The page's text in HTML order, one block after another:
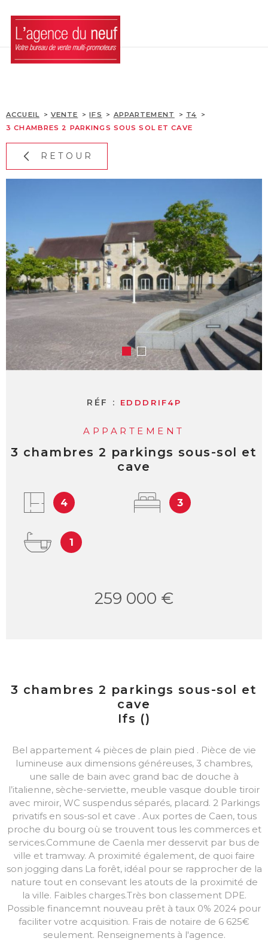
recherche
au
menu
principal
au
contenu
LES DISPOSITIFS
BLOG
CONTACT
ACCUEIL VENTE IFS APPARTEMENT
T4
3 CHAMBRES 2 PARKINGS SOUS SOL ET CAVE
RETOUR
RÉF : EDDDRIF4P
APPARTEMENT
3 chambres 2 parkings sous-sol et
cave
4 3
1
259 000 €
3 chambres 2 parkings sous-sol et
cave
Ifs ()
Bel appartement 4 pièces de plain pied . Pièce de vie
lumineuse aux dimensions généreuses, 3 chambres,
une salle de bain avec grand bac de douche à
l’italienne, sèche-serviette, meuble vasque double tiroir
avec miroir, WC suspendus séparés, placard. 2 Parkings
privatifs en sous-sol et cave . Aux portes de Caen, tous
proche du bourg où se trouvent tous les commerces et
services.Commune de Caenla mer desservit par bus de
ville et tramway. A proximité également, de quoi faire
son jogging dans La forêt, idéal pour se rapprocher de la
nature tout en consevant les atouts de la proximité de
la ville. Faibles charges.Très bon classement DPE.
Possible financemnt nouveau prêt à taux 0% 2024 pour
faciliter votre acquisition. Frais de notaire de 6 625€
seulement. Renseignements à l'agence.